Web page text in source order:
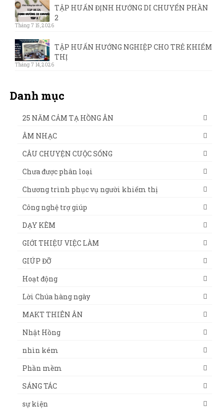
TẬP HUẤN ĐỊNH HƯỚNG DI CHUYỂN PHẦN
2
Tháng 7 15, 2026
TẬP HUẤN HƯỚNG NGHIỆP CHO TRẺ KHIẾM
THỊ
Tháng 7 14, 2026
Danh mục
25 NĂM CẢM TẠ HỒNG ÂN
ÂM NHẠC
CÂU CHUYỆN CUỘC SỐNG
Chưa được phân loại
Chương trình phục vụ người khiếm thị
Công nghệ trợ giúp
DẠY KÈM
GIỚI THIỆU VIỆC LÀM
GIÚP ĐỠ
Hoạt động
Lời Chúa hàng ngày
MAKT THIÊN ÂN
Nhật Hồng
nhìn kém
Phần mềm
SÁNG TÁC
sự kiện